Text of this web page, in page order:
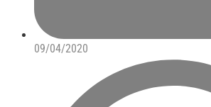
09/04/2020